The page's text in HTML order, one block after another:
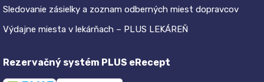
Sledovanie zásielky a zoznam odberných miest dopravcov
Výdajne miesta v lekárňach – PLUS LEKÁREŇ
Rezervačný systém PLUS eRecept